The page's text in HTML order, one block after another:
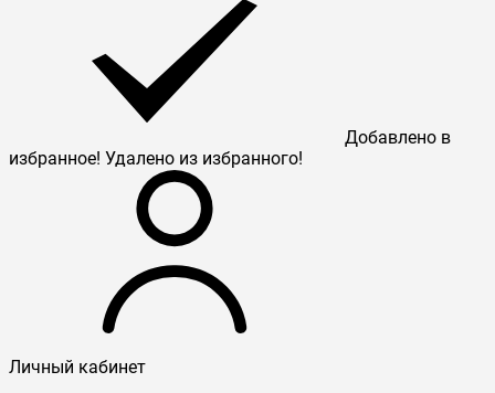
Добавлено в
избранное! Удалено из избранного!
Личный кабинет